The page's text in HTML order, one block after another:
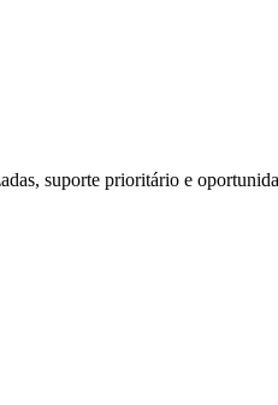
suporte prioritário e